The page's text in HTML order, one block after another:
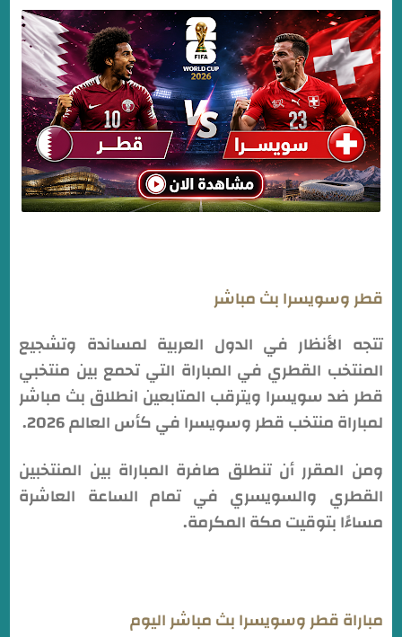
ماهي القنوات الناقلة لمباراة قطر وسويسرا
قطر وسويسرا بث مباشر
تتجه الأنظار في الدول العربية لمساندة وتشجيع
المنتخب القطري في المباراة التي تحمع بين منتخبي
قطر ضد سويسرا ويترقب المتابعين انطلاق بث مباشر
لمباراة منتخب قطر وسويسرا في كأس العالم 2026.
ومن المقرر أن تنطلق صافرة المباراة بين المنتخبين
القطري والسويسري في تمام الساعة العاشرة
مساءًا بتوقيت مكة المكرمة.
مباراة قطر وسويسرا بث مباشر اليوم